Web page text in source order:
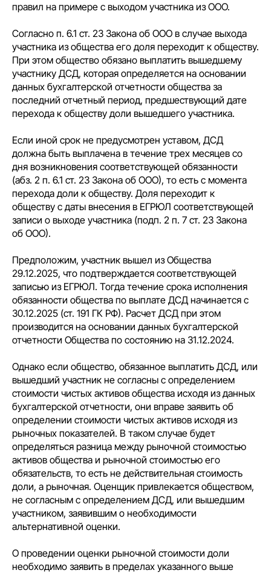
правил на примере с выходом участника из ООО.
Согласно п. 6.1 ст. 23 Закона об ООО в случае выхода
участника из общества его доля переходит к обществу.
При этом общество обязано выплатить вышедшему
участнику ДСД, которая определяется на основании
данных бухгалтерской отчетности общества за
последний отчетный период, предшествующий дате
перехода к обществу доли вышедшего участника.
Если иной срок не предусмотрен уставом, ДСД
должна быть выплачена в течение трех месяцев со
дня возникновения соответствующей обязанности
(абз. 2 п. 6.1 ст. 23 Закона об ООО), то есть с момента
перехода доли к обществу. Доля переходит к
обществу с даты внесения в ЕГРЮЛ соответствующей
записи о выходе участника (подп. 2 п. 7 ст. 23 Закона
об ООО).
Предположим, участник вышел из Общества
29.12.2025, что подтверждается соответствующей
записью из ЕГРЮЛ. Тогда течение срока исполнения
обязанности общества по выплате ДСД начинается с
30.12.2025 (ст. 191 ГК РФ). Расчет ДСД при этом
производится на основании данных бухгалтерской
отчетности Общества по состоянию на 31.12.2024.
Однако если общество, обязанное выплатить ДСД, или
вышедший участник не согласны с определением
стоимости чистых активов общества исходя из данных
бухгалтерской отчетности, они вправе заявить об
определении стоимости чистых активов исходя из
рыночных показателей. В таком случае будет
определяться разница между рыночной стоимостью
активов общества и рыночной стоимостью его
обязательств, то есть не действительная стоимость
доли, а рыночная. Оценщик привлекается обществом,
не согласным с определением ДСД, или вышедшим
участником, заявившим о необходимости
альтернативной оценки.
О проведении оценки рыночной стоимости доли
необходимо заявить в пределах указанного выше